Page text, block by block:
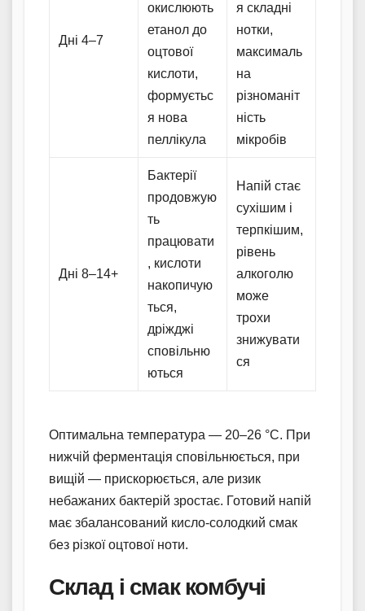
Дні 4–7
окислюють
етанол до
оцтової
кислоти,
формуєтьс
я нова
пеллікула
я складні
нотки,
максималь
на
різноманіт
ність
мікробів
Дні 8–14+
Бактерії
продовжую
ть
працювати
, кислоти
накопичую
ться,
дріжджі
сповільню
ються
Напій стає
сухішим і
терпкішим,
рівень
алкоголю
може
трохи
знижувати
ся
Оптимальна температура — 20–26 °C. При
нижчій ферментація сповільнюється, при
вищій — прискорюється, але ризик
небажаних бактерій зростає. Готовий напій
має збалансований кисло-солодкий смак
без різкої оцтової ноти.
Склад і смак комбучі